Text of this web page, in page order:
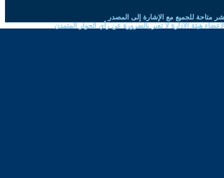
متاحة للجميع مع الإشارة إلى المصدر
هيئة الادارة لا تعبر بالضرورة عن رأي الحوار المتمدن